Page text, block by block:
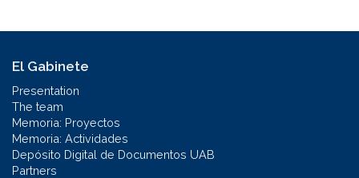
El Gabinete
Presentation
The team
Memoria: Proyectos
Memoria: Actividades
Depósito Digital de Documentos UAB
Partners